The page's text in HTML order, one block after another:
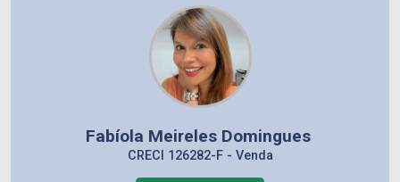
Fabíola Meireles Domingues
CRECI 126282-F - Venda